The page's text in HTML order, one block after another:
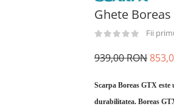
Ghete Boreas
Fii
939,00 RON
Scarpa Boreas GTX
durabilitatea. Boreas